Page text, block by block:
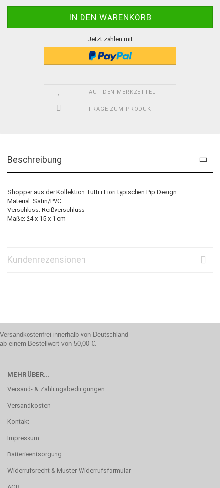
Jetzt zahlen mit
AUF DEN MERKZETTEL
FRAGE ZUM PRODUKT
Beschreibung
Shopper aus der Kollektion Tutti i Fiori typischen Pip Design.
Material: Satin/PVC
Verschluss: Reißverschluss
Maße: 24 x 15 x 1 cm
Kundenrezensionen
Versandkostenfrei innerhalb von Deutschland
ab einem Bestellwert von 50,00 €.
MEHR ÜBER...
Versand- & Zahlungsbedingungen
Versandkosten
Kontakt
Impressum
Batterieentsorgung
Widerrufsrecht & Muster-Widerrufsformular